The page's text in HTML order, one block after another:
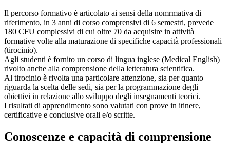
Il percorso formativo è articolato ai sensi della nomrmativa di
riferimento, in 3 anni di corso comprensivi di 6 semestri, prevede
180 CFU complessivi di cui oltre 70 da acquisire in attività
formative volte alla maturazione di specifiche capacità professionali
(tirocinio).
Agli studenti è fornito un corso di lingua inglese (Medical English)
rivolto anche alla comprensione della letteratura scientifica.
Al tirocinio è rivolta una particolare attenzione, sia per quanto
riguarda la scelta delle sedi, sia per la programmazione degli
obiettivi in relazione allo sviluppo degli insegnamenti teorici.
I risultati di apprendimento sono valutati con prove in itinere,
certificative e conclusive orali e/o scritte.
Conoscenze e capacità di comprensione